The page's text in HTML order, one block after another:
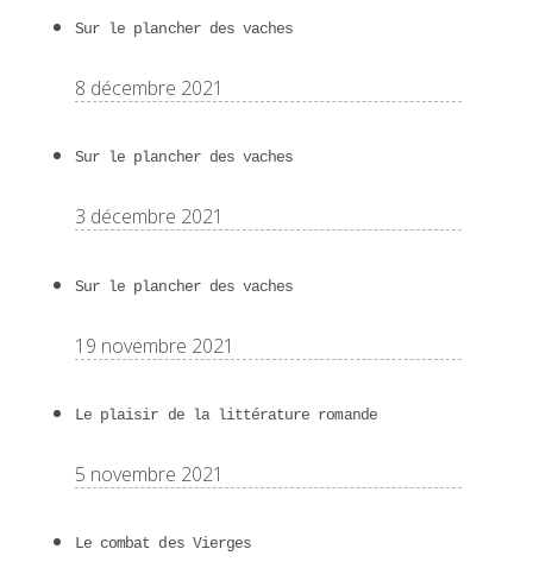
Sur le plancher des vaches
8 décembre 2021
Sur le plancher des vaches
3 décembre 2021
Sur le plancher des vaches
19 novembre 2021
Le plaisir de la littérature romande
5 novembre 2021
Le combat des Vierges